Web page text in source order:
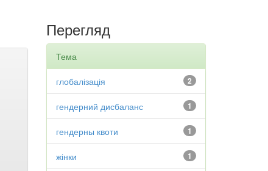
Перегляд
Тема
2
глобалізація
1
гендерний дисбаланс
1
гендерны квоти
1
жінки